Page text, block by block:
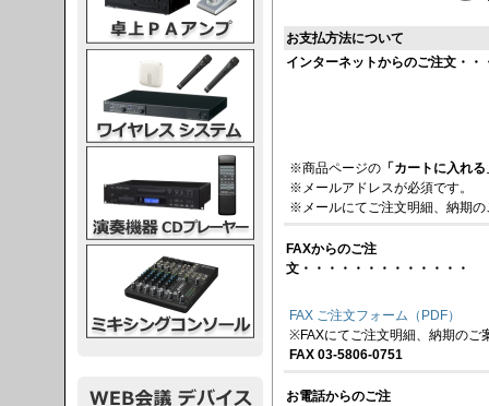
お支払方法について
インターネットからのご注文・・
※商品ページの 「カートに入れる
※メールアドレスが必須です。
※メールにてご注文明細、納期
FAXからのご注
文・・・・・・・・・・・・・
FAX ご注文フォーム（PDF）
※FAXにてご注文明細、納期のご
FAX 03-5806-0751
お電話からのご注